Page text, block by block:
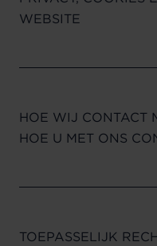
WEBSITE
HOE WIJ CONTACT
HOE U MET ONS
TOEPASSELIJK